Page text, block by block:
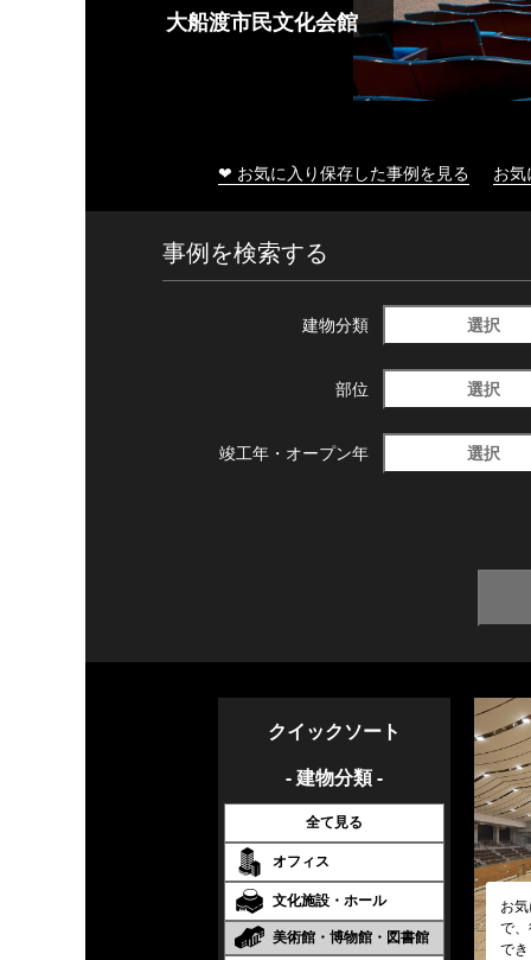
大船渡市民文化会館
❤ お気に入り保存した事例を見る お
事例を検索する
建物分類 選択
部位 選択
竣工年・ オープン年 選択
クイックソート
- 建物分類 -
全て見る
オフィス
文化施設・ホール
美術館・博物館・図書館
お
で
で